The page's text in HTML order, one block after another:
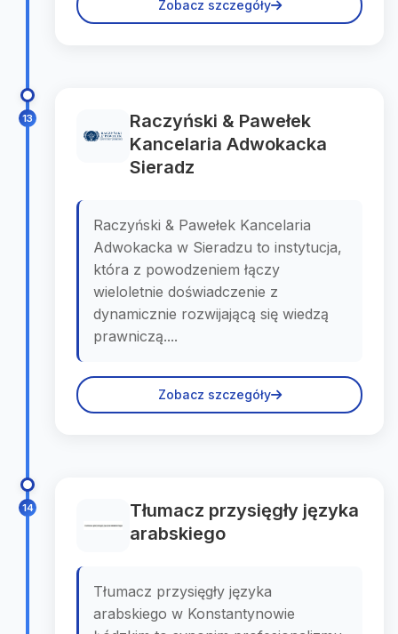
Zobacz szczegóły
13
Raczyński & Pawełek
Kancelaria Adwokacka
Sieradz
Raczyński & Pawełek Kancelaria
Adwokacka w Sieradzu to instytucja,
która z powodzeniem łączy
wieloletnie doświadczenie z
dynamicznie rozwijającą się wiedzą
prawniczą....
Zobacz szczegóły
14
Tłumacz przysięgły języka
arabskiego
Tłumacz przysięgły języka
arabskiego w Konstantynowie